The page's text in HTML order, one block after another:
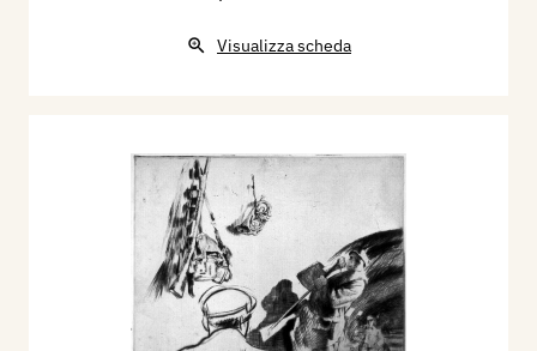
Visualizza scheda